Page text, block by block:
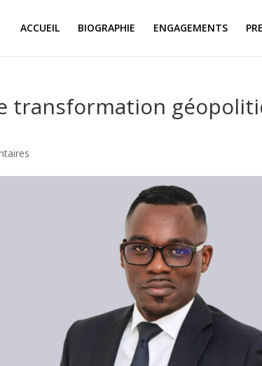
ACCUEIL BIOGRAPHIE ENGAGEMENTS
transformation